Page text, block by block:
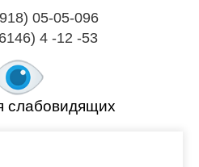
05-05-096
4 -12 -53
слабовидящих